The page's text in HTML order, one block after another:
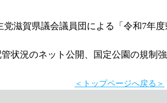
滋賀県議会議員団による「令和7年
状況のネット公開、国定公園の規制
＜トップページへ戻る＞